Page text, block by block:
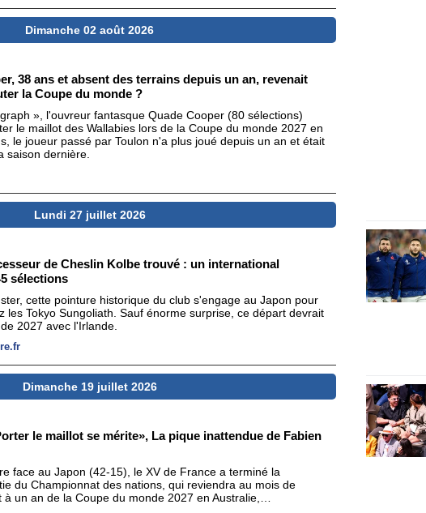
Dimanche 02 août 2026
38 ans et absent des terrains depuis un an, revenait
la Coupe du monde ?
», l'ouvreur fantasque Quade Cooper (80 sélections)
le maillot des Wallabies lors de la Coupe du monde 2027 en
le joueur passé par Toulon n'a plus joué depuis un an et était
saison dernière.
Lundi 27 juillet 2026
de Cheslin Kolbe trouvé : un international
sélections
cette pointure historique du club s'engage au Japon pour
les Tokyo Sungoliath. Sauf énorme surprise, ce départ devrait
2027 avec l'Irlande.
Dimanche 19 juillet 2026
le maillot se mérite», La pique inattendue de Fabien
face au Japon (42-15), le XV de France a terminé la
du Championnat des nations, qui reviendra au mois de
à un an de la Coupe du monde 2027 en Australie,…